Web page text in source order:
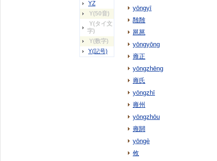
YZ
Y(50音)
Y(タイ文
字)
Y(数字)
Y(記号)
yōngyī
雝雝
邕邕
yōngyōng
雍正
yōngzhēng
雍氏
yōngzhī
雍州
yōngzhōu
雍閼
yōngè
攸